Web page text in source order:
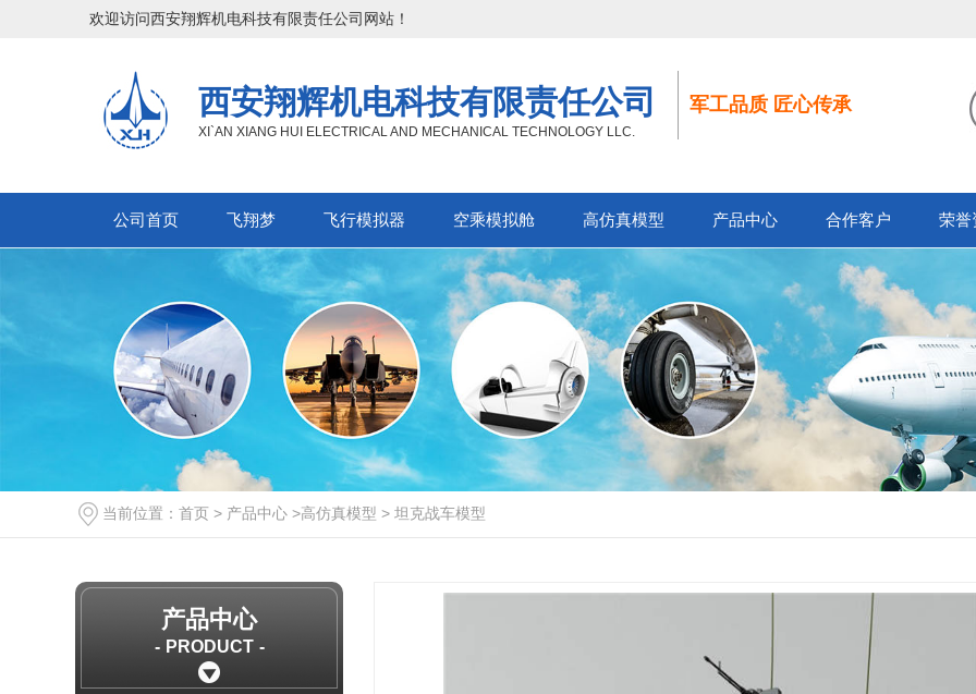
欢迎访问西安翔辉机电科技有限责任公司网站！
西安翔辉机电科技有限责任公司
XI`AN XIANG HUI ELECTRICAL AND MECHANICAL TECHNOLOGY LLC.
军工品质 匠心传承
公司首页 飞翔梦 飞行模拟器 空乘模拟舱 高仿真模型 产品中心 合作客户 荣誉
当前位置： 首页 > 产品中心 >高仿真模型 > 坦克战车模型
产品中心
PRODUCT